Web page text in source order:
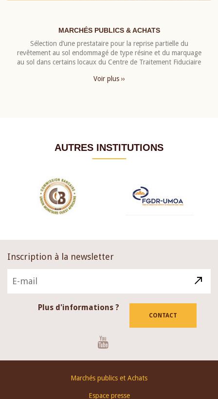
MARCHÉS PUBLICS & ACHATS
Sélection d’une prestataire pour la reprise partielle du
revêtement au sol endommagé de type résine et du marquage
au sol dans certains locaux du Centre de Traitement Fiduciaire
Voir plus ››
AUTRES INSTITUTIONS
Inscription à la newsletter
Plus d'informations ?
CONTACT
Marchés publics et Achats
Espace presse